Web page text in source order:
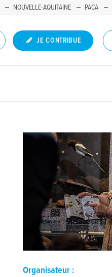
NOUVELLE-AQUITAINE PACA
JE CONTRIBUE
Organisateur :